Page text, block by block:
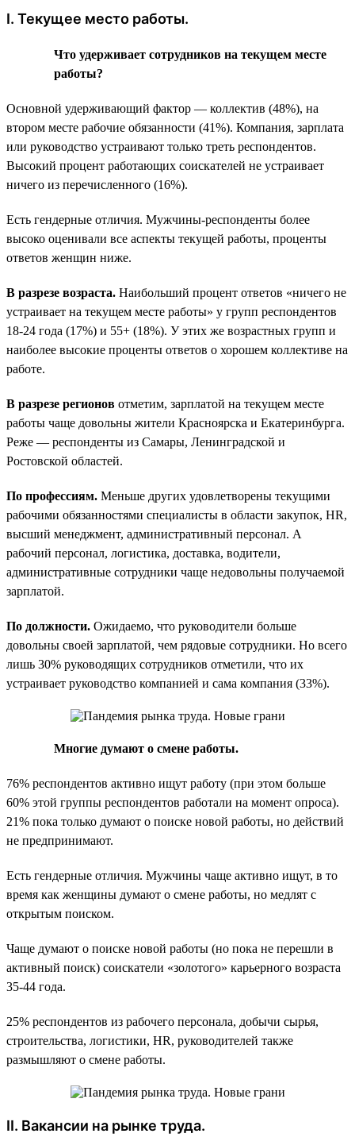
I. Текущее место работы.
Что удерживает сотрудников на текущем месте
работы?
Основной удерживающий фактор — коллектив (48%), на
втором месте рабочие обязанности (41%). Компания, зарплата
или руководство устраивают только треть респондентов.
Высокий процент работающих соискателей не устраивает
ничего из перечисленного (16%).
Есть гендерные отличия. Мужчины-респонденты более
высоко оценивали все аспекты текущей работы, проценты
ответов женщин ниже.
В разрезе возраста. Наибольший процент ответов «ничего не
устраивает на текущем месте работы» у групп респондентов
18-24 года (17%) и 55+ (18%). У этих же возрастных групп и
наиболее высокие проценты ответов о хорошем коллективе на
работе.
В разрезе регионов отметим, зарплатой на текущем месте
работы чаще довольны жители Красноярска и Екатеринбурга.
Реже — респонденты из Самары, Ленинградской и
Ростовской областей.
По профессиям. Меньше других удовлетворены текущими
рабочими обязанностями специалисты в области закупок, HR,
высший менеджмент, административный персонал. А
рабочий персонал, логистика, доставка, водители,
административные сотрудники чаще недовольны получаемой
зарплатой.
По должности. Ожидаемо, что руководители больше
довольны своей зарплатой, чем рядовые сотрудники. Но всего
лишь 30% руководящих сотрудников отметили, что их
устраивает руководство компанией и сама компания (33%).
Многие думают о смене работы.
76% респондентов активно ищут работу (при этом больше
60% этой группы респондентов работали на момент опроса).
21% пока только думают о поиске новой работы, но действий
не предпринимают.
Есть гендерные отличия. Мужчины чаще активно ищут, в то
время как женщины думают о смене работы, но медлят с
открытым поиском.
Чаще думают о поиске новой работы (но пока не перешли в
активный поиск) соискатели «золотого» карьерного возраста
35-44 года.
25% респондентов из рабочего персонала, добычи сырья,
строительства, логистики, HR, руководителей также
размышляют о смене работы.
II. Вакансии на рынке труда.